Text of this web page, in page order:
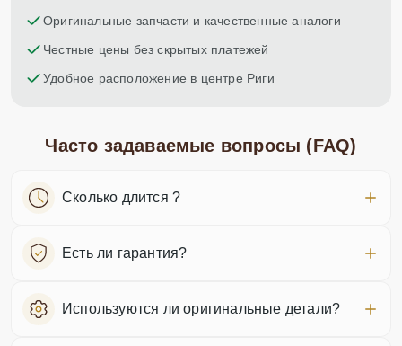
Оригинальные запчасти и качественные аналоги
Честные цены без скрытых платежей
Удобное расположение в центре Риги
Часто задаваемые вопросы (FAQ)
Сколько длится ?
Есть ли гарантия?
Используются ли оригинальные детали?